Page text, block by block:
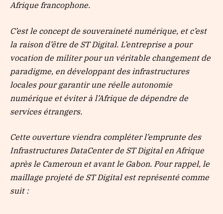
Afrique francophone.
C’est le concept de souveraineté numérique, et c’est
la raison d’être de ST Digital. L’entreprise a pour
vocation de militer pour un véritable changement de
paradigme, en développant des infrastructures
locales pour garantir une réelle autonomie
numérique et éviter à l’Afrique de dépendre de
services étrangers.
Cette ouverture viendra compléter l’emprunte des
Infrastructures DataCenter de ST Digital en Afrique
après le Cameroun et avant le Gabon. Pour rappel, le
maillage projeté de ST Digital est représenté comme
suit :